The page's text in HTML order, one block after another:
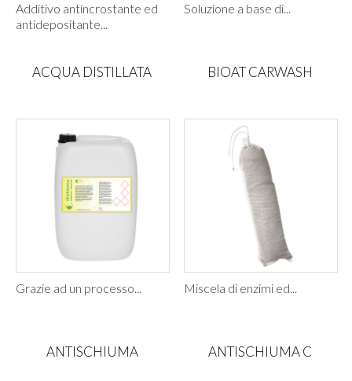
Additivo antincrostante ed
antidepositante...
Soluzione a base di...
ACQUA DISTILLATA
Grazie ad un processo...
BIOAT CARWASH
Miscela di enzimi ed...
ANTISCHIUMA ANTISCHIUMA C